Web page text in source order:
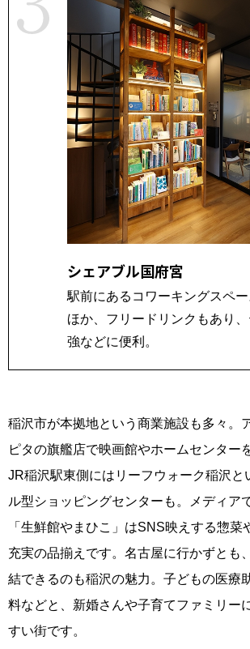
シェアブル国府宮
駅前にあるコワーキングスペ
ほか、フリードリンクもあり
強などに便利。
稲沢市が本拠地という商業施設も多々。
ピタの旗艦店で映画館やホームセンター
JR稲沢駅東側にはリーフウォーク稲沢と
ル型ショッピングセンターも。メディア
「生鮮館やまひこ」はSNS映えする惣菜
充実の品揃えです。名古屋に行かずとも
結できるのも稲沢の魅力。子どもの医療
料などと、新婚さんや子育てファミリー
すい街です。